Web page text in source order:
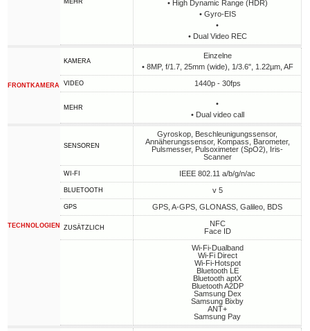
MEHR
• High Dynamic Range (HDR)
• Gyro-EIS
•
• Dual Video REC
FRONTKAMERA
KAMERA
Einzelne
• 8MP, f/1.7, 25mm (wide), 1/3.6", 1.22µm, AF
VIDEO 1440p - 30fps
MEHR
•
• Dual video call
TECHNOLOGIEN
SENSOREN
Gyroskop, Beschleunigungssensor,
Annäherungssensor, Kompass, Barometer,
Pulsmesser, Pulsoximeter (SpO2), Iris-
Scanner
WI-FI IEEE 802.11 a/b/g/n/ac
BLUETOOTH v 5
GPS GPS, A-GPS, GLONASS, Galileo, BDS
ZUSÄTZLICH
NFC
Face ID
Wi-Fi-Dualband
Wi-Fi Direct
Wi-Fi-Hotspot
Bluetooth LE
Bluetooth aptX
Bluetooth A2DP
Samsung Dex
Samsung Bixby
ANT+
Samsung Pay